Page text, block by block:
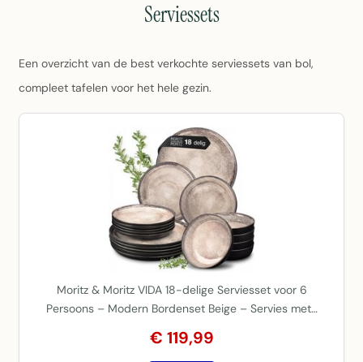
Serviessets
Een overzicht van de best verkochte serviessets van bol,
compleet tafelen voor het hele gezin.
Moritz & Moritz VIDA 18-delige Serviesset voor 6
Persoons – Modern Bordenset Beige – Servies met…
€ 119,99